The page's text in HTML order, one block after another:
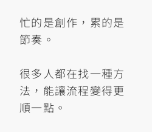
忙的是創作，累的是
節奏。
很多人都在找一種方
法，能讓流程變得更
順一點。